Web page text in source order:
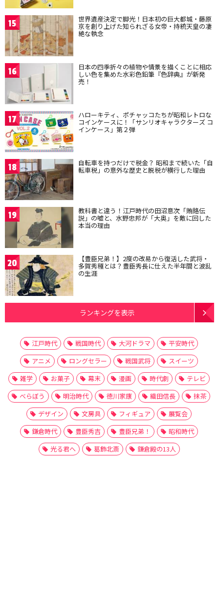
15 世界遺産決定で脚光！日本初の巨大都城・藤原
京を創り上げた知られざる女帝・持統天皇の凄
絶な執念
16 日本の四季折々の植物や情景を描くことに相応
しい色を集めた水彩色鉛筆『色辞典』が新発
売！
17 ハローキティ、ポチャッコたちが昭和レトロな
コインケースに！「サンリオキャラクターズ コ
インケース」第２弾
18 自転車を持つだけで税金？ 昭和まで続いた「自
転車税」の意外な歴史と脱税が横行した理由
19 教科書と違う！江戸時代の田沼意次「賄賂伝
説」の嘘と、水野忠邦が「大奥」を敵に回した
本当の理由
20 【豊臣兄弟！】2度の改易から復活した武将・
多賀秀種とは？豊臣秀長に仕えた半年間と波乱
の生涯
ランキングを表示
江戸時代 戦国時代 大河ドラマ
平安時代
アニメ
ロングセラー 戦国武将
スイーツ
雑学
お菓子 幕末 漫画 時代劇
テレビ
べらぼう
明治時代 徳川家康 織田信長
抹茶
デザイン
文房具 フィギュア
展覧会
鎌倉時代
豊臣秀吉 豊臣兄弟！
昭和時代
光る君へ
葛飾北斎 鎌倉殿の13人